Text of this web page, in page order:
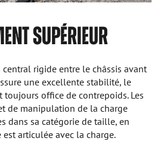
SUPÉRIEUR
central rigide entre le châssis avant
une excellente stabilité, le
toujours office de contrepoids. Les
de manipulation de la charge
dans sa catégorie de taille, en
articulée avec la charge.